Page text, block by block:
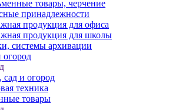
товары, черчение
принадлежности
продукция для офиса
продукция для школы
системы архивации
огород
сад и огород
техника
товары